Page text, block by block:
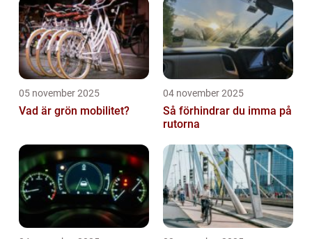
05 november 2025
Vad är grön mobilitet?
04 november 2025
Så förhindrar du imma på
rutorna